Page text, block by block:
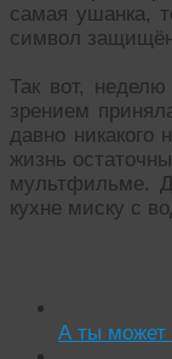
самая ушанка,
символ
Так вот,
зрением
давно
жизнь
мультфильме.
кухне миску с
А ты может